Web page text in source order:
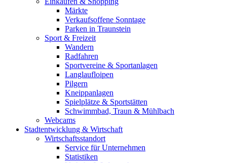
Märkte
Verkaufsoffene Sonntage
Parken in Traunstein
Sport & Freizeit
Wandern
Radfahren
Sportvereine & Sportanlagen
Langlaufloipen
Pilgern
Kneippanlagen
Spielplätze & Sportstätten
Schwimmbad, Traun & Mühlbach
Webcams
Stadtentwicklung & Wirtschaft
Wirtschaftsstandort
Service für Unternehmen
Statistiken